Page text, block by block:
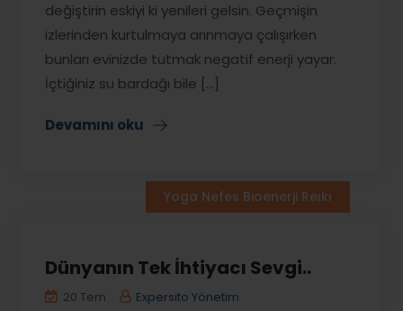
değiştirin eskiyi ki yenileri gelsin. Geçmişin
izlerinden kurtulmaya arınmaya çalışırken
bunları evinizde tutmak negatif enerji yayar.
İçtiğiniz su bardağı bile [...]
Devamını oku
Yoga Nefes Bioenerji Reıkı
Dünyanın Tek İhtiyacı Sevgi..
20 Tem Expersito Yönetim